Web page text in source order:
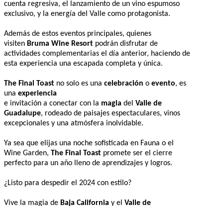
cuenta regresiva, el lanzamiento de un vino espumoso
exclusivo, y la energía del Valle como protagonista.
Además de estos eventos principales, quienes
visiten Bruma Wine Resort podrán disfrutar de
actividades complementarias el día anterior, haciendo de
esta experiencia una escapada completa y única.
The Final Toast no solo es una celebración o evento, es
una experiencia
e invitación a conectar con la magia del Valle de
Guadalupe, rodeado de paisajes espectaculares, vinos
excepcionales y una atmósfera inolvidable.
Ya sea que elijas una noche sofisticada en Fauna o el
Wine Garden, The Final Toast promete ser el cierre
perfecto para un año lleno de aprendizajes y logros.
¿Listo para despedir el 2024 con estilo?
Vive la magia de Baja California y el Valle de